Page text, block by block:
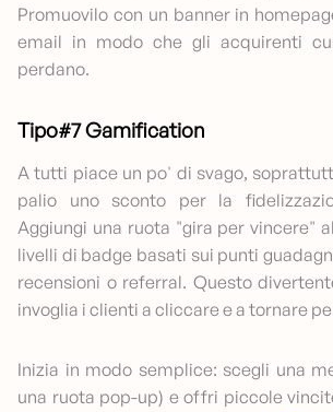
Promuovilo con un banner in
email in modo che gli acquirenti
perdano.
Tipo#7 Gamification
A tutti piace un po' di svago,
palio uno sconto per la
Aggiungi una ruota "gira per vincere"
livelli di badge basati sui punti
recensioni o referral. Questo
invoglia i clienti a cliccare e a tornare
Inizia in modo semplice: scegli una
una ruota pop-up) e offri piccole